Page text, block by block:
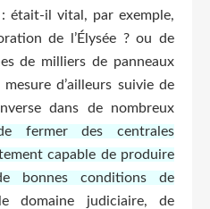
était-il vital, par exemple,
de l’Élysée ? ou de
de milliers de panneaux
d’ailleurs suivie de
dans de nombreux
fermer des centrales
capable de produire
bonnes conditions de
domaine judiciaire, de